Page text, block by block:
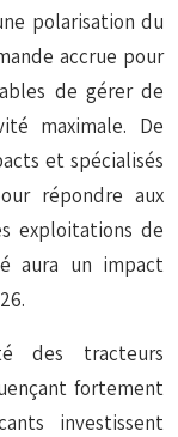
polarisation du
accrue pour
de gérer de
maximale. De
et spécialisés
répondre aux
exploitations de
aura un impact
des tracteurs
fortement
investissent